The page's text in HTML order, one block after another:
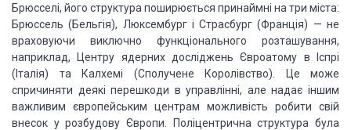
Брюсселі, його структура поширюється принаймні на три міста:
Брюссель (Бельгія), Люксембург і Страсбург (Франція) — не
враховуючи виключно функціонального розташування,
наприклад, Центру ядернихдосліджень Євроатому в Іспрі
(Італія) та Калхемі (Сполучене Королівство). Це може
спричиняти деякі перешкоди в управлінні, але надає іншим
важливим європейським центрам можливість робити свій
внесок у розбудову Європи.
Поліцентрична структура була